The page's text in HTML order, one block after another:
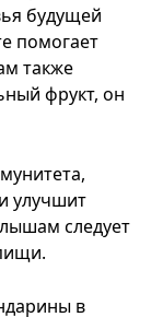
будущей
помогает
также
фрукт, он
улучшит
следует
в